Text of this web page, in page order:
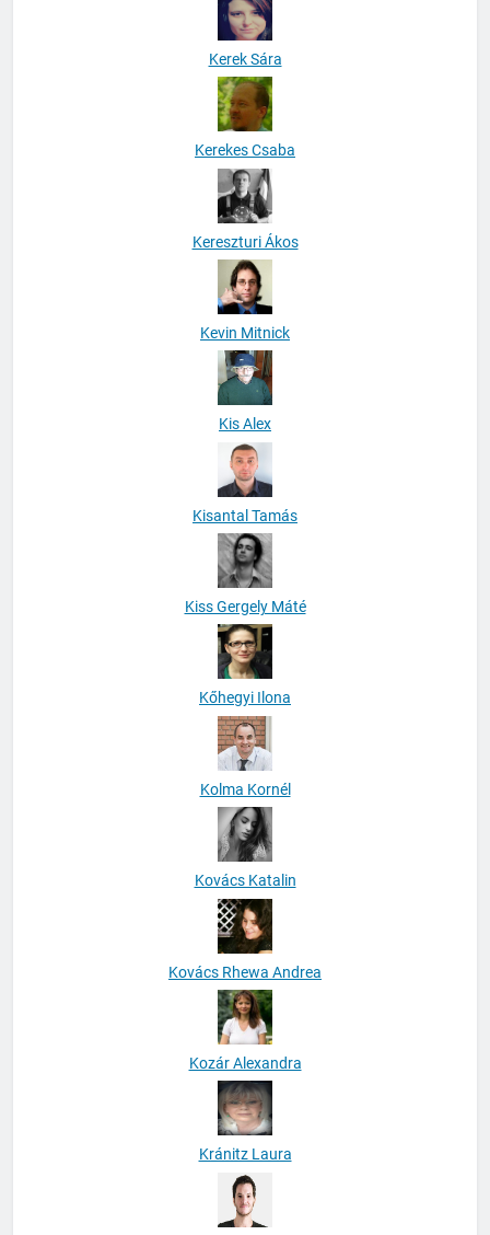
Kerek Sára
Kerekes Csaba
Kereszturi Ákos
Kevin Mitnick
Kis Alex
Kisantal Tamás
Kiss Gergely Máté
Kőhegyi Ilona
Kolma Kornél
Kovács Katalin
Kovács Rhewa Andrea
Kozár Alexandra
Kránitz Laura